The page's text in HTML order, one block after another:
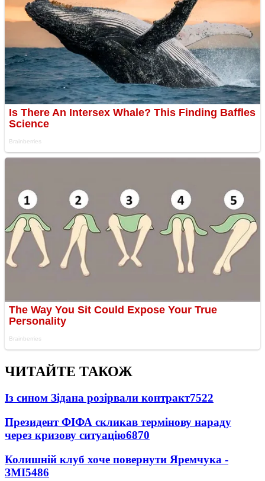
ЧИТАЙТЕ ТАКОЖ
Із сином Зідана розірвали контракт7522
Президент ФІФА скликав термінову нараду
через кризову ситуацію6870
Колишній клуб хоче повернути Яремчука -
ЗМІ5486